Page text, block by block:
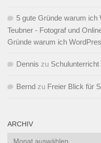
5 gute Gründe warum
Teubner - Fotograf und
Gründe warum ich
Dennis zu
Bernd zu Freier Blick für
ARCHIV
Archiv